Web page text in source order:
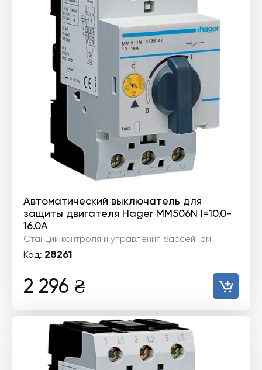
Автоматический выключатель для
защиты двигателя Hager MM506N I=10.0-
16.0А
Станции контроля и управления бассейном
Код: 28261
2 296 ₴